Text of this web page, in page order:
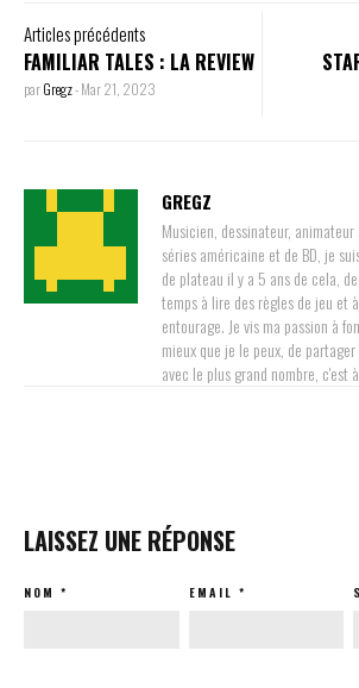
Articles précédents
FAMILIAR TALES : LA REVIEW
parGregz-Mar 21, 2023
GREGZ
Musicien, dessinateur,
séries américaine et de BD, je
de plateau il y a 5 ans de cela,
temps à lire des règles de jeu et
entourage. Je vis ma passion à
mieux que je le peux, de
avec le plus grand nombre, c'est
LAISSEZ UNE RÉPONSE
NOM * EMAIL *